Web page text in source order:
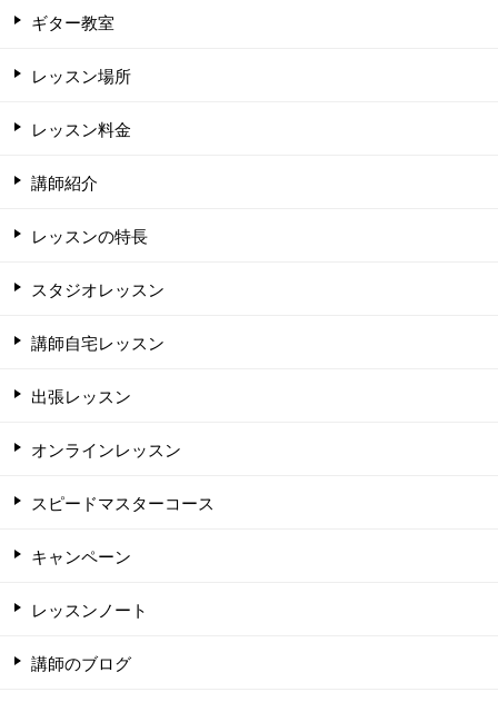
ギター教室
レッスン場所
レッスン料金
講師紹介
レッスンの特長
スタジオレッスン
講師自宅レッスン
出張レッスン
オンラインレッスン
スピードマスターコース
キャンペーン
レッスンノート
講師のブログ